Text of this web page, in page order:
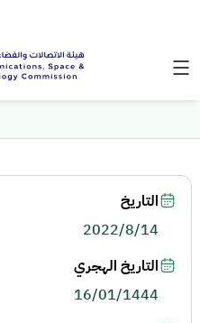
التاريخ
2022/8/14
التاريخ الهجري
16/01/1444